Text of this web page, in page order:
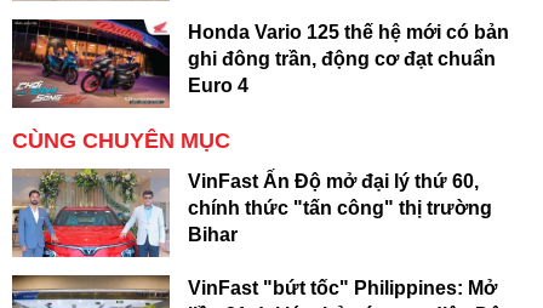
Honda Vario 125 thế hệ mới có bản
ghi đông trần, động cơ đạt chuẩn
Euro 4
CÙNG CHUYÊN MỤC
VinFast Ấn Độ mở đại lý thứ 60,
chính thức "tấn công" thị trường
Bihar
VinFast "bứt tốc" Philippines: Mở